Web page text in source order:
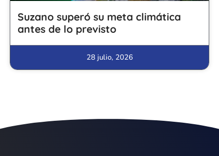
Suzano superó su meta climática
antes de lo previsto
28 julio, 2026